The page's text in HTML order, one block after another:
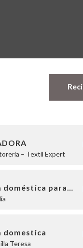
– Textil Expert
doméstica para…
domestica
Teresa